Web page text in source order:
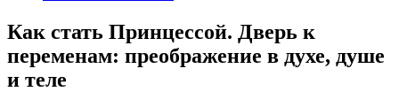
Как стать Принцессой. Дверь к
переменам: преображение в духе, душе
и теле